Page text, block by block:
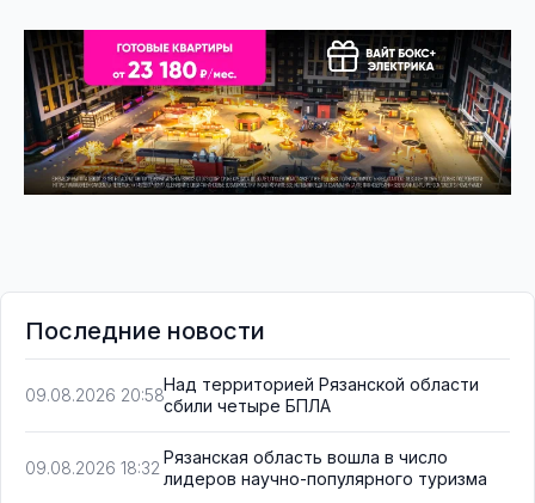
Последние новости
09.08.2026 20:58
Над территорией Рязанской области
сбили четыре БПЛА
09.08.2026 18:32
Рязанская область вошла в число
лидеров научно-популярного туризма